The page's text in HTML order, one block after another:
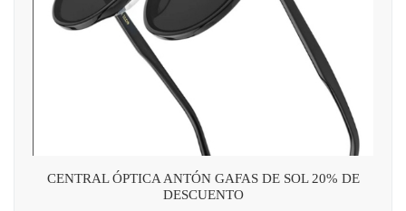
CENTRAL ÓPTICA ANTÓN GAFAS DE SOL 20% DE
DESCUENTO